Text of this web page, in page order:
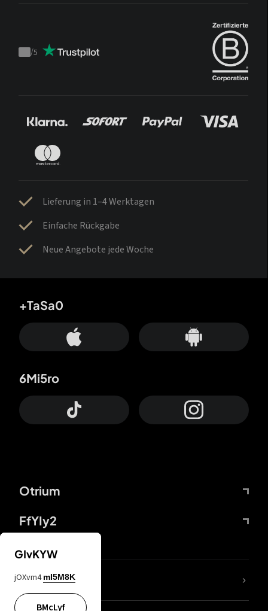
Trustpilot
/5
Lieferung in 1–4 Werktagen
Einfache Rückgabe
Neue Angebote jede Woche
Otrium
FfYIy2
+TaSa0
6Mi5ro
DDcvSo
GIvKYW
jOXvm4 mI5M8K
BMcLyf